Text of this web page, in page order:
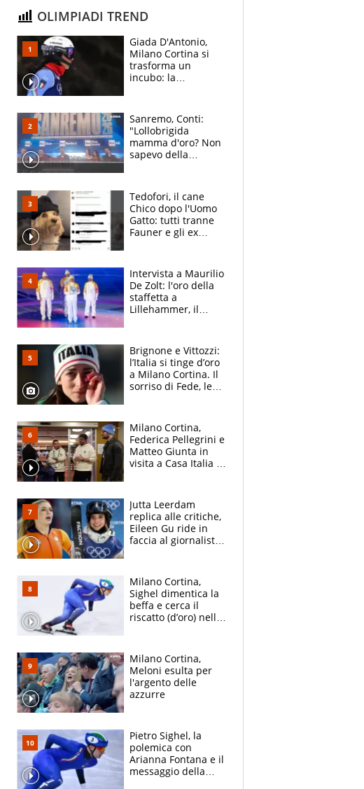
OLIMPIADI TREND
Giada D'Antonio,
Milano Cortina si
trasforma un
incubo: la
Sanremo, Conti:
"Lollobrigida
mamma d'oro? Non
sapevo della
dirlo"
Tedofori, il cane
Chico dopo l'Uomo
Gatto: tutti tranne
Fauner e gli ex
polemica
Intervista a Maurilio
De Zolt: l'oro della
staffetta a
Lillehammer, il
alla Cerimonia di
Chiusura
Brignone e Vittozzi:
l’Italia si tinge d’oro
a Milano Cortina. Il
sorriso di Fede, le
Milano Cortina,
Federica Pellegrini e
Matteo Giunta in
visita a Casa Italia a
Jutta Leerdam
replica alle critiche,
Eileen Gu ride in
faccia al giornalista:
Milano Cortina,
Sighel dimentica la
beffa e cerca il
riscatto (d’oro) nella
Milano Cortina,
Meloni esulta per
l'argento delle
azzurre
Pietro Sighel, la
polemica con
Arianna Fontana e il
messaggio della